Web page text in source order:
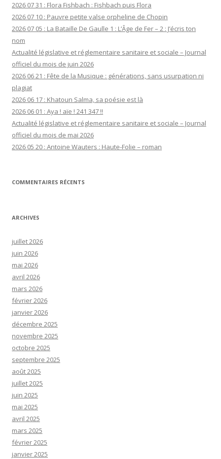
2026 07 31 : Flora Fishbach : Fishbach puis Flora
2026 07 10 : Pauvre petite valse orpheline de Chopin
2026 07 05 : La Bataille De Gaulle 1 : L’Âge de Fer – 2 : J’écris ton
nom
Actualité législative et réglementaire sanitaire et sociale – Journal
officiel du mois de juin 2026
2026 06 21 : Fête de la Musique : générations, sans usurpation ni
plagiat
2026 06 17 : Khatoun Salma, sa poésie est là
2026 06 01 : Aya ! aïe ! 241 347 !!
Actualité législative et réglementaire sanitaire et sociale – Journal
officiel du mois de mai 2026
2026 05 20 : Antoine Wauters : Haute-Folie – roman
COMMENTAIRES RÉCENTS
ARCHIVES
juillet 2026
juin 2026
mai 2026
avril 2026
mars 2026
février 2026
janvier 2026
décembre 2025
novembre 2025
octobre 2025
septembre 2025
août 2025
juillet 2025
juin 2025
mai 2025
avril 2025
mars 2025
février 2025
janvier 2025